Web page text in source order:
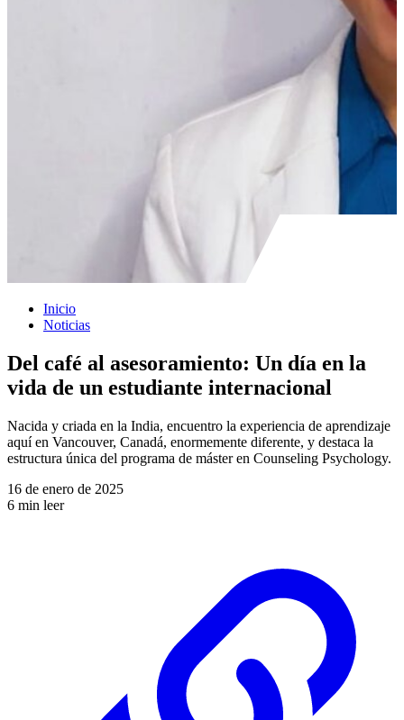
Inicio
Noticias
Del café al asesoramiento: Un día en la
vida de un estudiante internacional
Nacida y criada en la India, encuentro la experiencia de aprendizaje
aquí en Vancouver, Canadá, enormemente diferente, y destaca la
estructura única del programa de máster en Counseling Psychology.
16 de enero de 2025
6 min leer